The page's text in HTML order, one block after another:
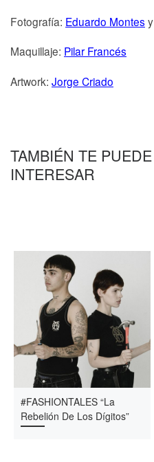
Fotografía: Eduardo Montes y
Maquillaje: Pilar Francés
Artwork: Jorge Criado
TAMBIÉN TE PUEDE
INTERESAR
#FASHIONTALES “La
Rebelión De Los Dígitos”